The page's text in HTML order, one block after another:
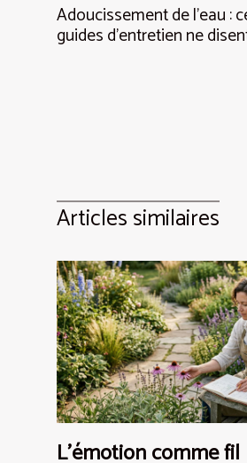
Adoucissement de l’eau :
guides d’entretien ne
Articles similaires
L’émotion comme fil